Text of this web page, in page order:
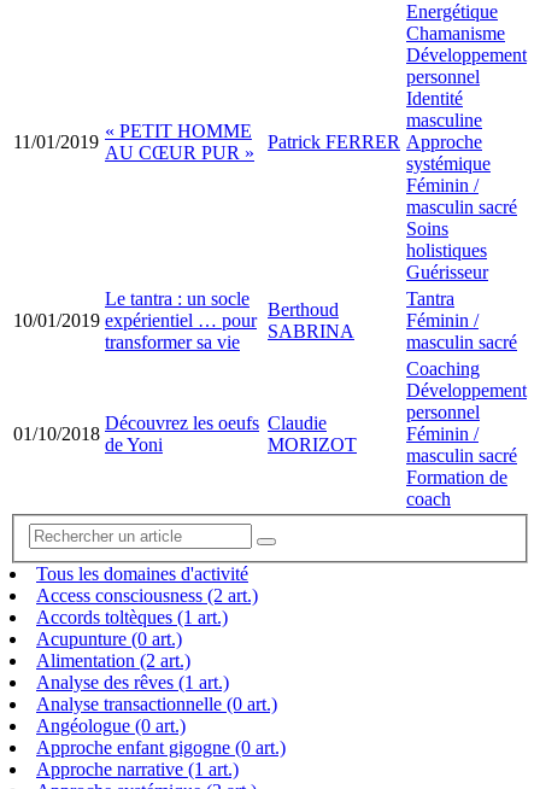
11/01/2019
« PETIT HOMME
AU CŒUR PUR »
Patrick FERRER
Energétique
Chamanisme
Développement
personnel
Identité
masculine
Approche
systémique
Féminin /
masculin sacré
Soins
holistiques
Guérisseur
10/01/2019
Le tantra : un socle
expérientiel … pour
transformer sa vie
Berthoud
SABRINA
Tantra
Féminin /
masculin sacré
01/10/2018
Découvrez les oeufs
de Yoni
Claudie
MORIZOT
Coaching
Développement
personnel
Féminin /
masculin sacré
Formation de
coach
Tous les domaines d'activité
Access consciousness (2 art.)
Accords toltèques (1 art.)
Acupunture (0 art.)
Alimentation (2 art.)
Analyse des rêves (1 art.)
Analyse transactionnelle (0 art.)
Angéologue (0 art.)
Approche enfant gigogne (0 art.)
Approche narrative (1 art.)